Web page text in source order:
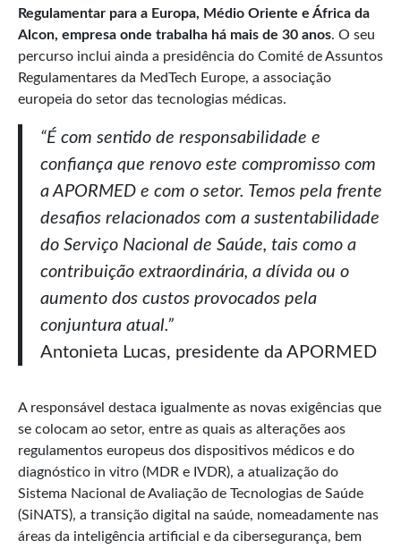
Regulamentar para a Europa, Médio Oriente e África da
Alcon, empresa onde trabalha há mais de 30 anos. O seu
percurso inclui ainda a presidência do Comité de Assuntos
Regulamentares da MedTech Europe, a associação
europeia do setor das tecnologias médicas.
“É com sentido de responsabilidade e
confiança que renovo este compromisso com
a APORMED e com o setor. Temos pela frente
desafios relacionados com a sustentabilidade
do Serviço Nacional de Saúde, tais como a
contribuição extraordinária, a dívida ou o
aumento dos custos provocados pela
conjuntura atual.”
Antonieta Lucas, presidente da APORMED
A responsável destaca igualmente as novas exigências que
se colocam ao setor, entre as quais as alterações aos
regulamentos europeus dos dispositivos médicos e do
diagnóstico in vitro (MDR e IVDR), a atualização do
Sistema Nacional de Avaliação de Tecnologias de Saúde
(SiNATS), a transição digital na saúde, nomeadamente nas
áreas da inteligência artificial e da cibersegurança, bem